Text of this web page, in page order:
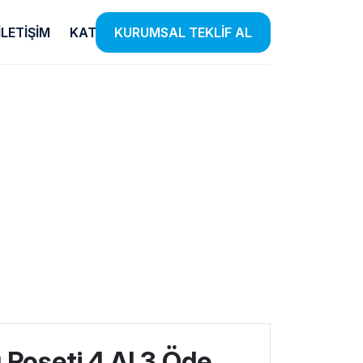
KATALOGKURUMSAL TEKLİF AL